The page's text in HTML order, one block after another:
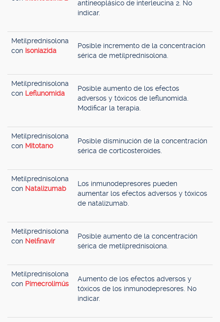
antineoplásico de interleucina 2. No
indicar.
Metilprednisolona
con Isoniazida
Posible incremento de la concentración
sérica de metilprednisolona.
Metilprednisolona
con Leflunomida
Posible aumento de los efectos
adversos y tóxicos de leflunomida.
Modificar la terapia.
Metilprednisolona
con Mitotano
Posible disminución de la concentración
sérica de corticosteroides.
Metilprednisolona
con Natalizumab
Los inmunodepresores pueden
aumentar los efectos adversos y tóxicos
de natalizumab.
Metilprednisolona
con Nelfinavir
Posible aumento de la concentración
sérica de metilprednisolona.
Metilprednisolona
con Pimecrolimús
Aumento de los efectos adversos y
tóxicos de los inmunodepresores. No
indicar.